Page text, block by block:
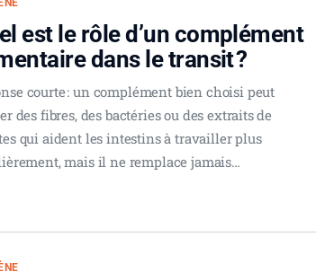
est le rôle d’un complément
dans le transit ?
courte : un complément bien choisi peut
des fibres, des bactéries ou des extraits de
qui aident les intestins à travailler plus
mais il ne remplace jamais…